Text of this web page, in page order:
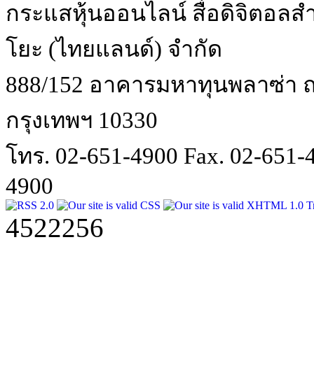
กระแสหุ้นออนไลน์ สื่อดิจิตอล
โยะ (ไทยแลนด์) จำกัด
888/152 อาคารมหาทุนพลาซ่
กรุงเทพฯ 10330
โทร. 02-651-4900 Fax. 02-
4900
4522256